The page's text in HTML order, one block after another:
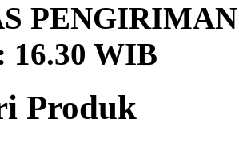
16.30 WIB
Produk